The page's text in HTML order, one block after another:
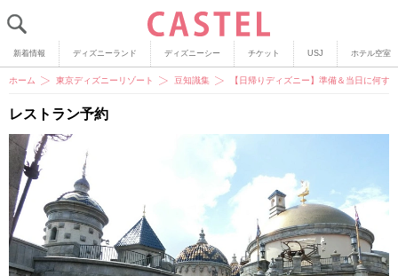
新着情報 ディズニーランド ディズニーシー チケット USJ ホテル空室
ホーム 東京ディズニーリゾート 豆知識集 【日帰りディズニー】準備＆当日に何す
レストラン予約